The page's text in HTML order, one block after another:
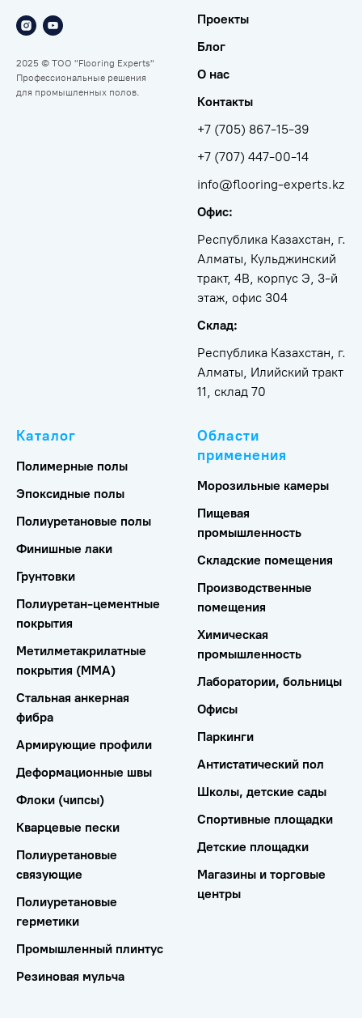
2025 © ТОО "Flooring Experts"
Профессиональные решения
для промышленных полов.
Проекты
Блог
О нас
Контакты
+7 (705) 867-15-39
+7 (707) 447-00-14
info@flooring-experts.kz
Офис:
Республика Казахстан, г.
Алматы, Кульджинский
тракт, 4В, корпус Э, 3-й
этаж, офис 304
Склад:
Республика Казахстан, г.
Алматы, Илийский тракт
11, склад 70
Каталог
Полимерные полы
Эпоксидные полы
Полиуретановые полы
Финишные лаки
Грунтовки
Полиуретан-цементные
покрытия
Метилметакрилатные
покрытия (ММА)
Стальная анкерная
фибра
Армирующие профили
Деформационные швы
Флоки (чипсы)
Кварцевые пески
Полиуретановые
связующие
Полиуретановые
герметики
Промышленный плинтус
Резиновая мульча
Области
применения
Морозильные камеры
Пищевая
промышленность
Складские помещения
Производственные
помещения
Химическая
промышленность
Лаборатории, больницы
Офисы
Паркинги
Антистатический пол
Школы, детские сады
Спортивные площадки
Детские площадки
Магазины и торговые
центры